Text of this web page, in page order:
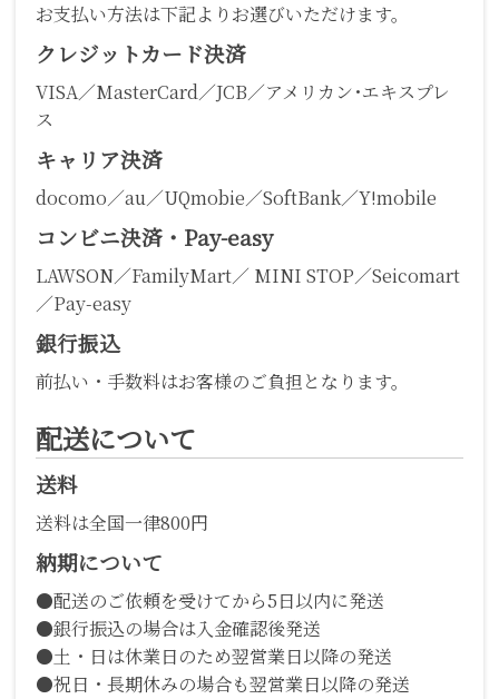
お支払い方法は下記よりお選びいただけます。
クレジットカード決済
VISA／MasterCard／JCB／アメリカン･エキスプレ
ス
キャリア決済
docomo／au／UQmobie／SoftBank／Y!mobile
コンビニ決済・Pay-easy
LAWSON／FamilyMart／ MINI STOP／Seicomart
／Pay-easy
銀行振込
前払い・手数料はお客様のご負担となります。
配送について
送料
送料は全国一律800円
納期について
●配送のご依頼を受けてから5日以内に発送
●銀行振込の場合は入金確認後発送
●土・日は休業日のため翌営業日以降の発送
●祝日・長期休みの場合も翌営業日以降の発送